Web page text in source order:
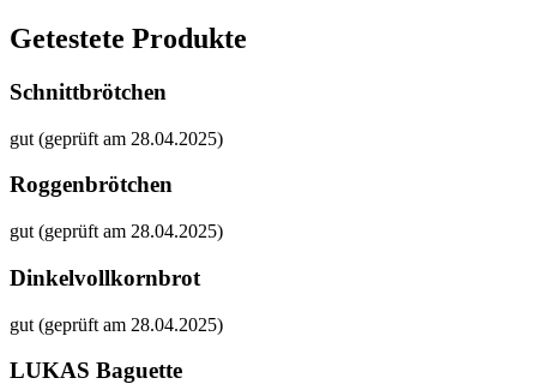
Getestete Produkte
Schnittbrötchen
gut (geprüft am 28.04.2025)
Roggenbrötchen
gut (geprüft am 28.04.2025)
Dinkelvollkornbrot
gut (geprüft am 28.04.2025)
LUKAS Baguette